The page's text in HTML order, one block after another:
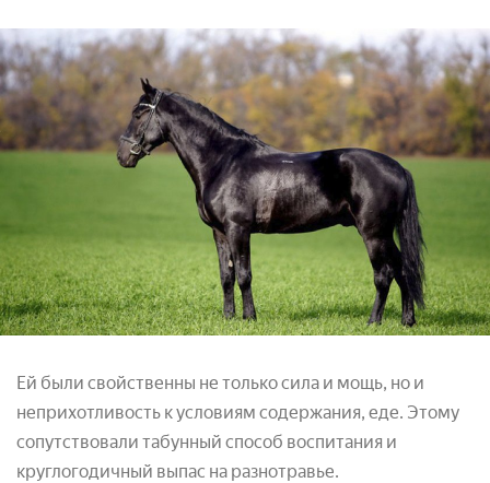
Ей были свойственны не только сила и мощь, но и
неприхотливость к условиям содержания, еде. Этому
сопутствовали табунный способ воспитания и
круглогодичный выпас на разнотравье.